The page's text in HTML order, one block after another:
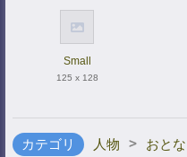
Small
125 x 128
カテゴリ 人物 > おとな